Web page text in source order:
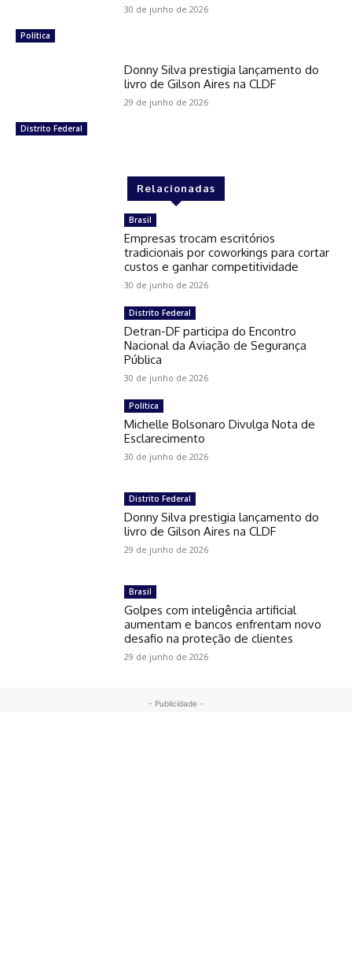
Política
30 de junho de 2026
Distrito Federal
Donny Silva prestigia lançamento do
livro de Gilson Aires na CLDF
29 de junho de 2026
Relacionadas
Brasil
Empresas trocam escritórios
tradicionais por coworkings para cortar
custos e ganhar competitividade
30 de junho de 2026
Distrito Federal
Detran-DF participa do Encontro
Nacional da Aviação de Segurança
Pública
30 de junho de 2026
Política
Michelle Bolsonaro Divulga Nota de
Esclarecimento
30 de junho de 2026
Distrito Federal
Donny Silva prestigia lançamento do
livro de Gilson Aires na CLDF
29 de junho de 2026
Brasil
Golpes com inteligência artificial
aumentam e bancos enfrentam novo
desafio na proteção de clientes
29 de junho de 2026
- Publicidade -